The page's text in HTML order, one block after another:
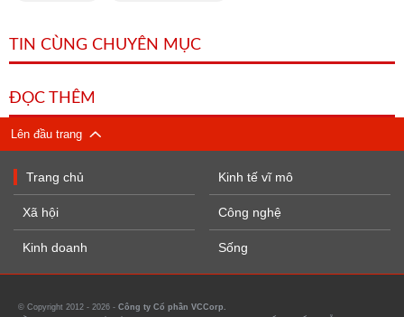
TIN CÙNG CHUYÊN MỤC
ĐỌC THÊM
Lên đầu trang
Trang chủ
Xã hội
Kinh doanh
Kinh tế vĩ mô
Công nghệ
Sống
© Copyright 2012 - 2026 - Công ty Cổ phần VCCorp.